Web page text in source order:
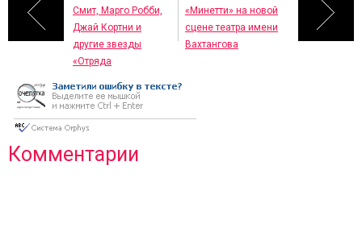
Смит, Марго Робби,
Джай Кортни и
другие звезды
«Отряда
«Минетти» на новой
сцене театра имени
Вахтангова
Комментарии